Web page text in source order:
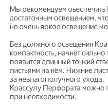
Мы рекомендуем
достаточным освещением,
но очень яркое освещение
Без должного освещения
компактность, начнёт сильно
появится длинный тонкий
листьями на нём. Нижние
за неблагополучного ухода.
Крассулу Перфората можно
при необходимости.